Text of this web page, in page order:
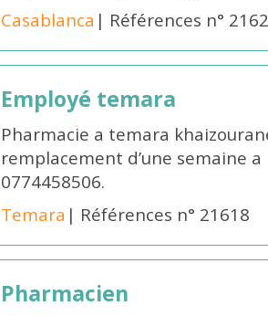
Casablanca | Références n°
Employé temara
Pharmacie a temara
remplacement d’une semaine
0774458506.
Temara | Références n° 21618
Pharmacien